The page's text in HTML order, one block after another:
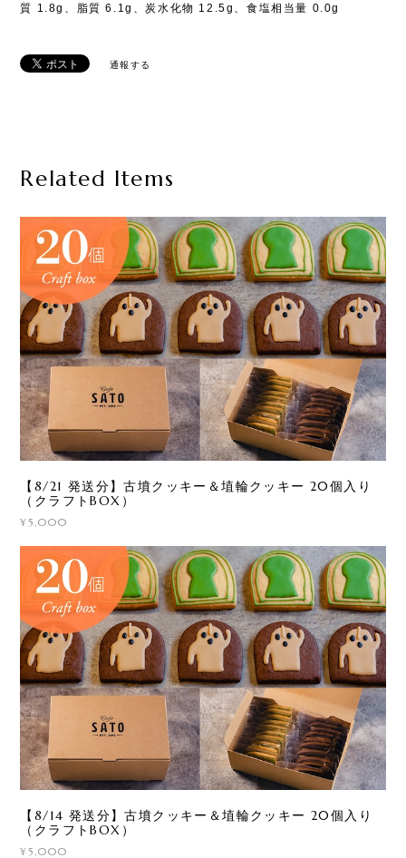
質 1.8g、脂質 6.1g、炭水化物 12.5g、食塩相当量 0.0g
通報する
Related Items
【8/21 発送分】古墳クッキー＆埴輪クッキー 20個入り
（クラフトBOX）
¥5,000
【8/14 発送分】古墳クッキー＆埴輪クッキー 20個入り
（クラフトBOX）
¥5,000